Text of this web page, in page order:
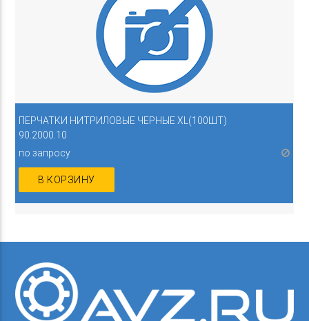
ПЕРЧАТКИ НИТРИЛОВЫЕ ЧЕРНЫЕ XL(100ШТ)
90.2000.10
по запросу
В КОРЗИНУ